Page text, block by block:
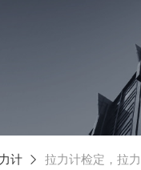
计 拉力计检定，拉